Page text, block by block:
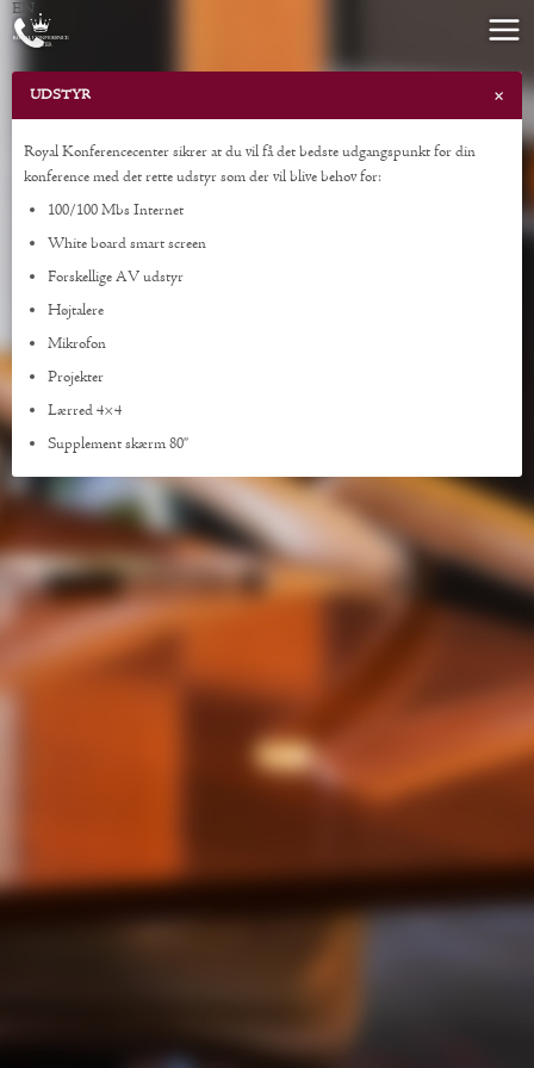
EN
UDSTYR ×
Royal Konferencecenter sikrer at du vil få det bedste udgangspunkt for din
konference med det rette udstyr som der vil blive behov for:
100/100 Mbs Internet
White board smart screen
Forskellige AV udstyr
Højtalere
Mikrofon
Projekter
Lærred 4×4
Supplement skærm 80”